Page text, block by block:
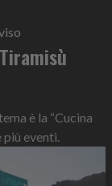
è la “Cucina
più eventi.